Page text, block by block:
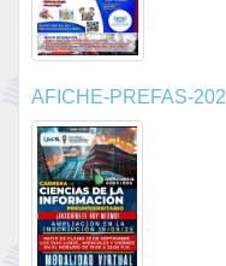
AFICHE-PREFAS-